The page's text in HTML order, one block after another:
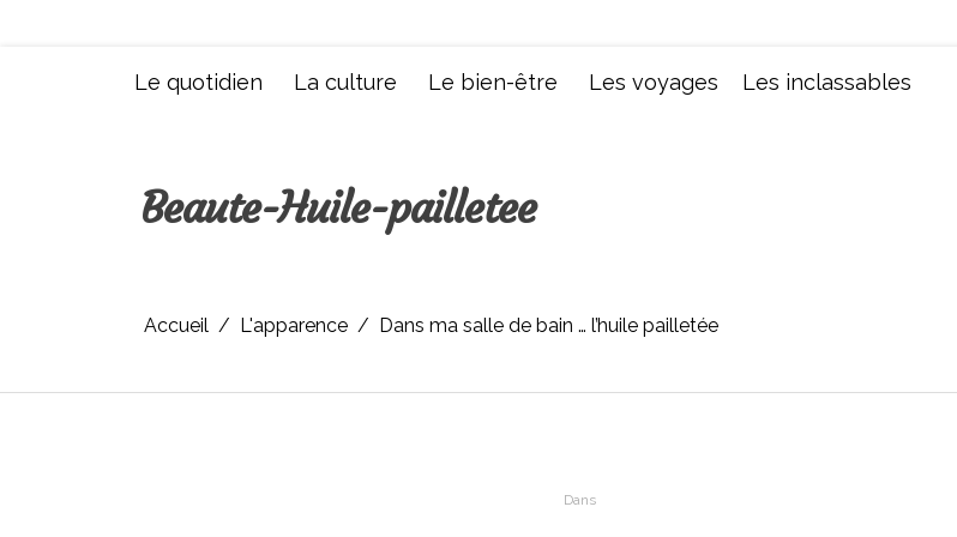
Le quotidien La culture Le bien-être Les voyages Les inclassables
Beaute-Huile-pailletee
Accueil L'apparence Dans ma salle de bain … l’huile pailletée
Dans